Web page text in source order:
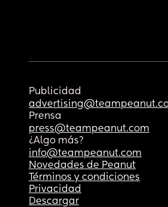
Publicidad
Prensa
press@teampeanut.com
¿Algo más?
info@teampeanut.com
Novedades de Peanut
Términos y condiciones
Privacidad
Descargar